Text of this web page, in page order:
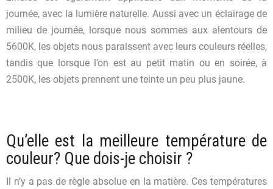
journée, avec la lumière naturelle. Aussi avec un éclairage de
milieu de journée, lorsque nous sommes aux alentours de
5600K, les objets nous paraissent avec leurs couleurs réelles,
tandis que lorsque l’on est au petit matin ou en soirée, à
2500K, les objets prennent une teinte un peu plus jaune.
Qu’elle est la meilleure température de
couleur? Que dois-je choisir ?
Il n’y a pas de règle absolue en la matière. Ces températures